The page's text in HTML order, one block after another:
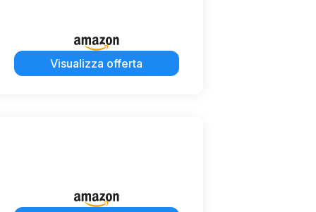
Visualizza offerta